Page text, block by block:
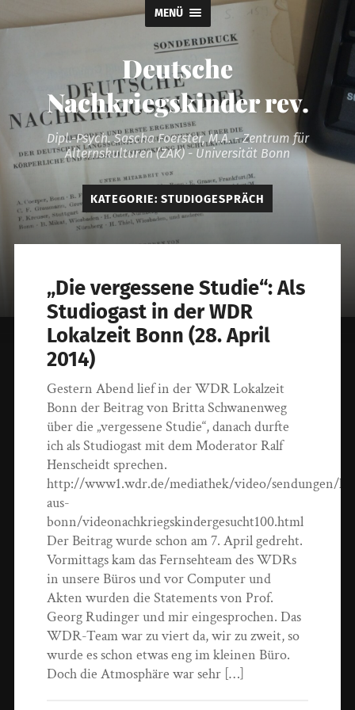
MENÜ
Deutsche
Nachkriegskinder rev.
Dipl.-Psych. Sascha Foerster, M.A. - Zentrum für
Alternskulturen (ZAK) - Universität Bonn
KATEGORIE: STUDIOGESPRÄCH
„Die vergessene Studie“: Als
Studiogast in der WDR
Lokalzeit Bonn (28. April
2014)
Gestern Abend lief in der WDR Lokalzeit
Bonn der Beitrag von Britta Schwanenweg
über die „vergessene Studie“, danach durfte
ich als Studiogast mit dem Moderator Ralf
Henscheidt sprechen.
http://www1.wdr.de/mediathek/video/sendungen/
aus-
bonn/videonachkriegskindergesucht100.html
Der Beitrag wurde schon am 7. April gedreht.
Vormittags kam das Fernsehteam des WDRs
in unsere Büros und vor Computer und
Akten wurden die Statements von Prof.
Georg Rudinger und mir eingesprochen. Das
WDR-Team war zu viert da, wir zu zweit, so
wurde es schon etwas eng im kleinen Büro.
Doch die Atmosphäre war sehr […]